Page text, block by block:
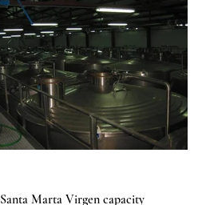
Santa Marta Virgen capacity